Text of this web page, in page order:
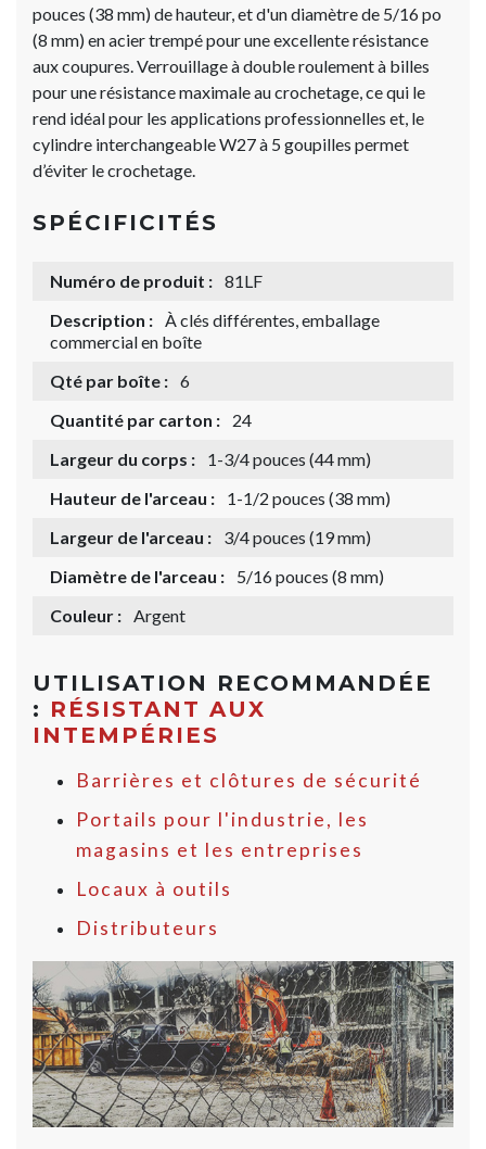
pouces (38 mm) de hauteur, et d'un diamètre de 5/16 po
(8 mm) en acier trempé pour une excellente résistance
aux coupures. Verrouillage à double roulement à billes
pour une résistance maximale au crochetage, ce qui le
rend idéal pour les applications professionnelles et, le
cylindre interchangeable W27 à 5 goupilles permet
d’éviter le crochetage.
SPÉCIFICITÉS
Numéro de produit : 81LF
Description : À clés différentes, emballage
commercial en boîte
Qté par boîte : 6
Quantité par carton :
24
Largeur du corps :
1-3/4 pouces (44 mm)
Hauteur de l'arceau :
1-1/2 pouces (38 mm)
Largeur de l'arceau :
3/4 pouces (19 mm)
Diamètre de l'arceau :
5/16 pouces (8 mm)
Couleur : Argent
UTILISATION RECOMMANDÉE
: RÉSISTANT AUX
INTEMPÉRIES
Barrières et clôtures de sécurité
Portails pour l'industrie, les
magasins et les entreprises
Locaux à outils
Distributeurs